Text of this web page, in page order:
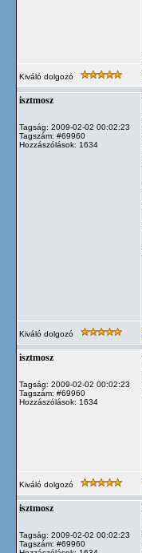
Kiváló dolgozó
isztmosz
Tagság: 2009-02-02 00:02:23
Tagszám: #69960
Hozzászólások: 1634
Kiváló dolgozó
isztmosz
Tagság: 2009-02-02 00:02:23
Tagszám: #69960
Hozzászólások: 1634
Kiváló dolgozó
isztmosz
Tagság: 2009-02-02 00:02:23
Tagszám: #69960